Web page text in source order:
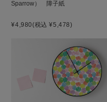
Sparrow） 障子紙
¥4,980(税込 ¥5,478)